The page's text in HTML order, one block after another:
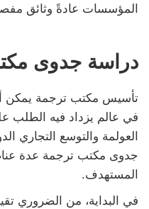
المؤسسات عادةً وثائق
دراسة جدوى
تأسيس مكتب ترجمة يمكن
في عالم يزداد فيه الطلب
العولمة والتوسع التجاري
جدوى مكتب ترجمة عدة
المستهدف.
في البداية، من الضروري